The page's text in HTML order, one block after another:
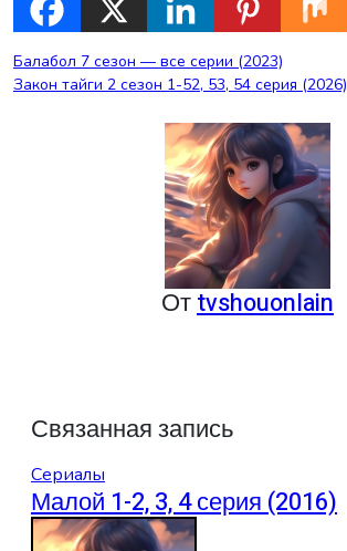
Навигация
по
Балабол 7 сезон — все серии (2023)
Закон тайги 2 сезон 1-52, 53, 54 серия (2026)
Отtvshouonlain
Связанная запись
Сериалы
Малой 1-2, 3, 4 серия (2016)